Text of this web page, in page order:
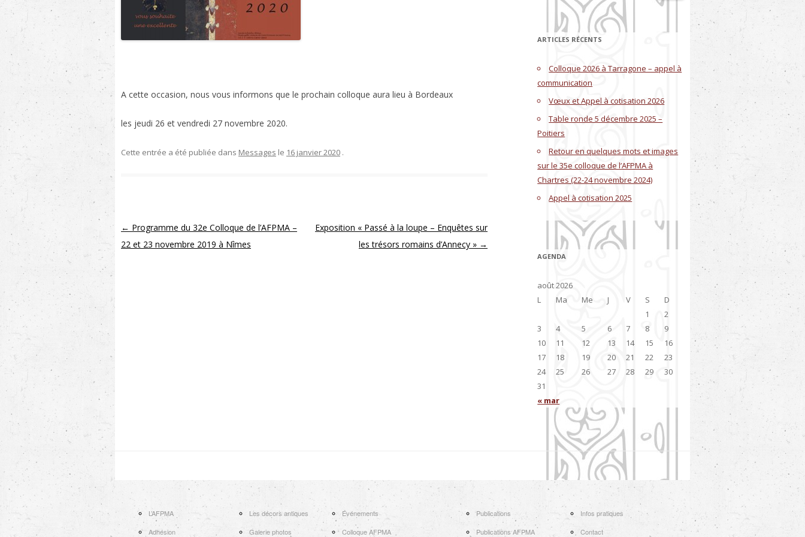
A cette occasion, nous vous informons que le prochain colloque aura lieu à Bordeaux
les jeudi 26 et vendredi 27 novembre 2020.
Cette entrée a été publiée dans Messages le 16 janvier 2020 .
Navigation des articles
← Programme du 32e Colloque de l’AFPMA –
22 et 23 novembre 2019 à Nîmes
Exposition « Passé à la loupe – Enquêtes sur
les trésors romains d’Annecy » →
ARTICLES RÉCENTS
Colloque 2026 à Tarragone – appel à
communication
Vœux et Appel à cotisation 2026
Table ronde 5 décembre 2025 –
Poitiers
Retour en quelques mots et images
sur le 35e colloque de l’AFPMA à
Chartres (22-24 novembre 2024)
Appel à cotisation 2025
AGENDA
août 2026
L
Ma Me J V S D
« mar
1
2
3
4 5 6 7 8
9
10
11 12 13 14 15
16
17
18 19 20 21 22
23
24
25 26 27 28 29
30
31
L’AFPMA
Adhésion
Les décors antiques
Galerie photos
Événements
Colloque AFPMA
Publications
Publications AFPMA
Infos pratiques
Contact